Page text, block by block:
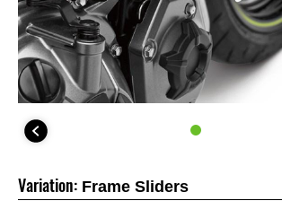
Variation: Frame Sliders